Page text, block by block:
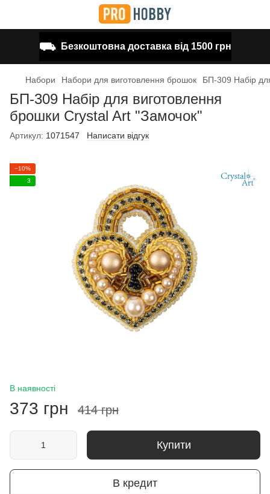
⛟ Безкоштовна доставка від 1500 грн
Набори Набори для виготовлення брошок БП-309 Набір
БП-309 Набір для виготовлення
брошки Crystal Art "Замочок"
Артикул: 1071547 Написати відгук
−10%
3
В наявності
373 грн 414 грн
Купити
В кредит